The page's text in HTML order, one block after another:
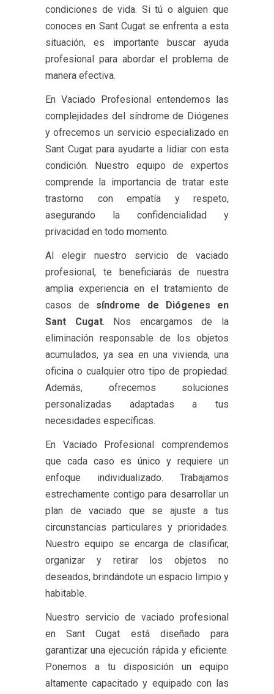
condiciones de vida. Si tú o alguien que
conoces en Sant Cugat se enfrenta a esta
situación, es importante buscar ayuda
profesional para abordar el problema de
manera efectiva.
En Vaciado Profesional entendemos las
complejidades del síndrome de Diógenes
y ofrecemos un servicio especializado en
Sant Cugat para ayudarte a lidiar con esta
condición. Nuestro equipo de expertos
comprende la importancia de tratar este
trastorno con empatía y respeto,
asegurando la confidencialidad y
privacidad en todo momento.
Al elegir nuestro servicio de vaciado
profesional, te beneficiarás de nuestra
amplia experiencia en el tratamiento de
casos de síndrome de Diógenes en
Sant Cugat. Nos encargamos de la
eliminación responsable de los objetos
acumulados, ya sea en una vivienda, una
oficina o cualquier otro tipo de propiedad.
Además, ofrecemos soluciones
personalizadas adaptadas a tus
necesidades específicas.
En Vaciado Profesional comprendemos
que cada caso es único y requiere un
enfoque individualizado. Trabajamos
estrechamente contigo para desarrollar un
plan de vaciado que se ajuste a tus
circunstancias particulares y prioridades.
Nuestro equipo se encarga de clasificar,
organizar y retirar los objetos no
deseados, brindándote un espacio limpio y
habitable.
Nuestro servicio de vaciado profesional
en Sant Cugat está diseñado para
garantizar una ejecución rápida y eficiente.
Ponemos a tu disposición un equipo
altamente capacitado y equipado con las